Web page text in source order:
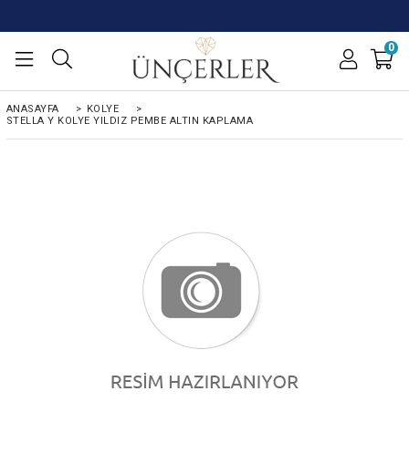
0
ANASAYFA > KOLYE
>
STELLA Y KOLYE YILDIZ PEMBE ALTIN KAPLAMA